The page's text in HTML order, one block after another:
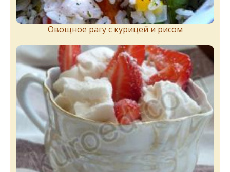
Овощное рагу с курицей и рисом